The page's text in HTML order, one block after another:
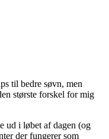
til bedre søvn, men
største forskel for mig
ud i løbet af dagen (og
der fungerer som